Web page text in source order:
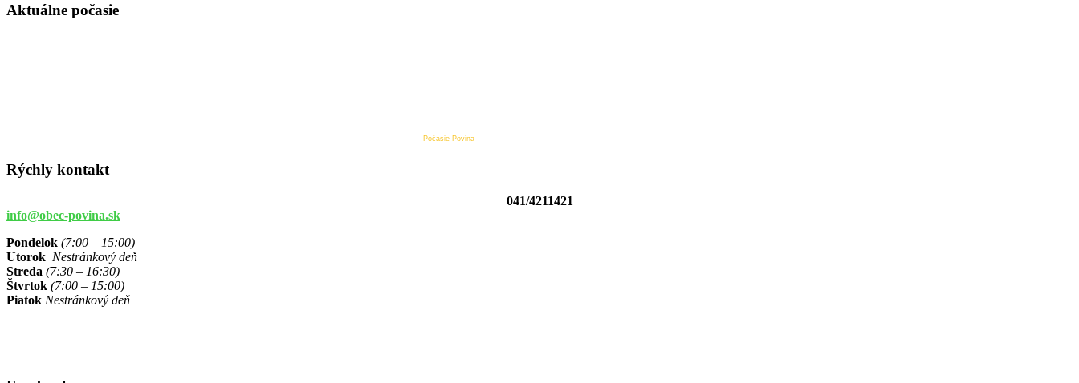
Aktuálne počasie
Počasie Povina
Rýchly kontakt
041/4211421
info@obec-povina.sk
Pondelok (7:00 – 15:00)
Utorok Nestránkový deň
Streda (7:30 – 16:30)
Štvrtok (7:00 – 15:00)
Piatok Nestránkový deň